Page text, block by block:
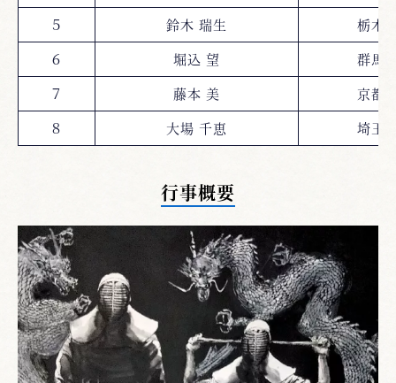
５
鈴木 瑞生
栃木
６
堀込 望
群馬
７
藤本 美
京都
８
大場 千恵 埼玉
行事概要